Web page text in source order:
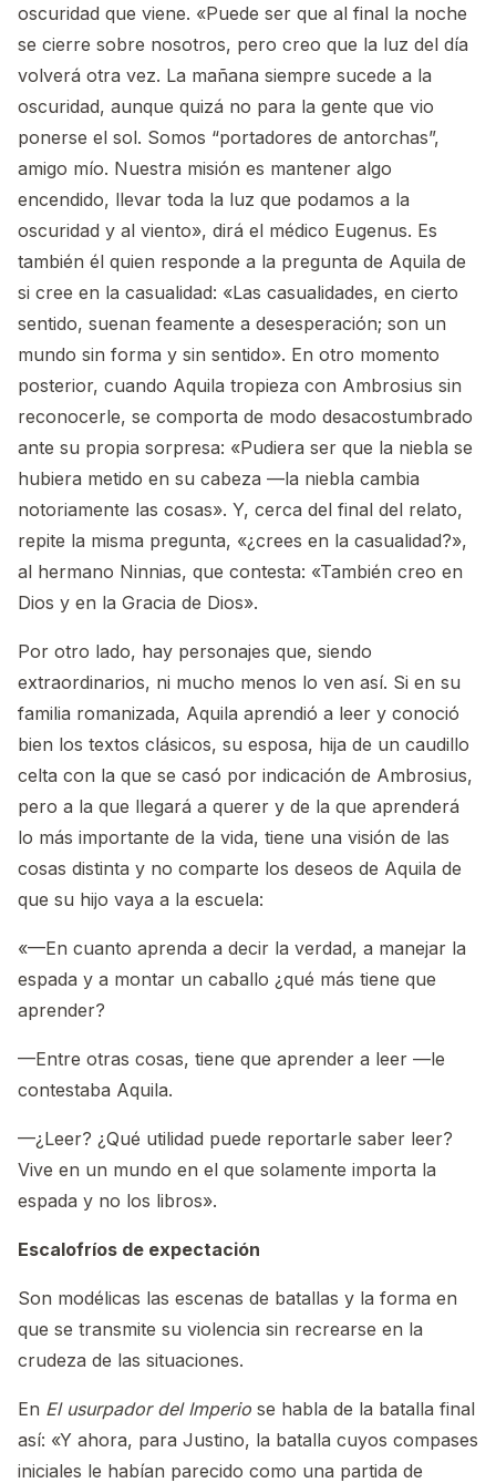
oscuridad que viene. «Puede ser que al final la noche
se cierre sobre nosotros, pero creo que la luz del día
volverá otra vez. La mañana siempre sucede a la
oscuridad, aunque quizá no para la gente que vio
ponerse el sol. Somos “portadores de antorchas”,
amigo mío. Nuestra misión es mantener algo
encendido, llevar toda la luz que podamos a la
oscuridad y al viento», dirá el médico Eugenus. Es
también él quien responde a la pregunta de Aquila de
si cree en la casualidad: «Las casualidades, en cierto
sentido, suenan feamente a desesperación; son un
mundo sin forma y sin sentido». En otro momento
posterior, cuando Aquila tropieza con Ambrosius sin
reconocerle, se comporta de modo desacostumbrado
ante su propia sorpresa: «Pudiera ser que la niebla se
hubiera metido en su cabeza —la niebla cambia
notoriamente las cosas». Y, cerca del final del relato,
repite la misma pregunta, «¿crees en la casualidad?»,
al hermano Ninnias, que contesta: «También creo en
Dios y en la Gracia de Dios».
Por otro lado, hay personajes que, siendo
extraordinarios, ni mucho menos lo ven así. Si en su
familia romanizada, Aquila aprendió a leer y conoció
bien los textos clásicos, su esposa, hija de un caudillo
celta con la que se casó por indicación de Ambrosius,
pero a la que llegará a querer y de la que aprenderá
lo más importante de la vida, tiene una visión de las
cosas distinta y no comparte los deseos de Aquila de
que su hijo vaya a la escuela:
«—En cuanto aprenda a decir la verdad, a manejar la
espada y a montar un caballo ¿qué más tiene que
aprender?
—Entre otras cosas, tiene que aprender a leer —le
contestaba Aquila.
—¿Leer? ¿Qué utilidad puede reportarle saber leer?
Vive en un mundo en el que solamente importa la
espada y no los libros».
Escalofríos de expectación
Son modélicas las escenas de batallas y la forma en
que se transmite su violencia sin recrearse en la
crudeza de las situaciones.
En El usurpador del Imperio se habla de la batalla final
así: «Y ahora, para Justino, la batalla cuyos compases
iniciales le habían parecido como una partida de